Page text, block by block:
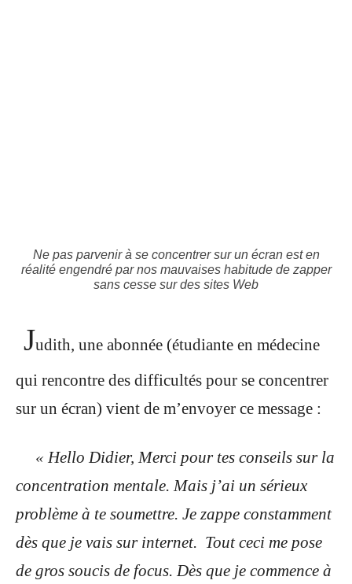
Ne pas parvenir à se concentrer sur un écran est en
réalité engendré par nos mauvaises habitude de zapper
sans cesse sur des sites Web
Judith, une abonnée (étudiante en médecine
qui rencontre des difficultés pour se concentrer
sur un écran) vient de m’envoyer ce message :
« Hello Didier, Merci pour tes conseils sur la
concentration mentale. Mais j’ai un sérieux
problème à te soumettre. Je zappe constamment
dès que je vais sur internet. Tout ceci me pose
de gros soucis de focus. Dès que je commence à